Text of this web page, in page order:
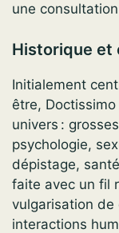
une
Historique et
Initialement
être,
univers :
psychologie,
dépistage,
faite avec un fil
vulgarisation
interactions